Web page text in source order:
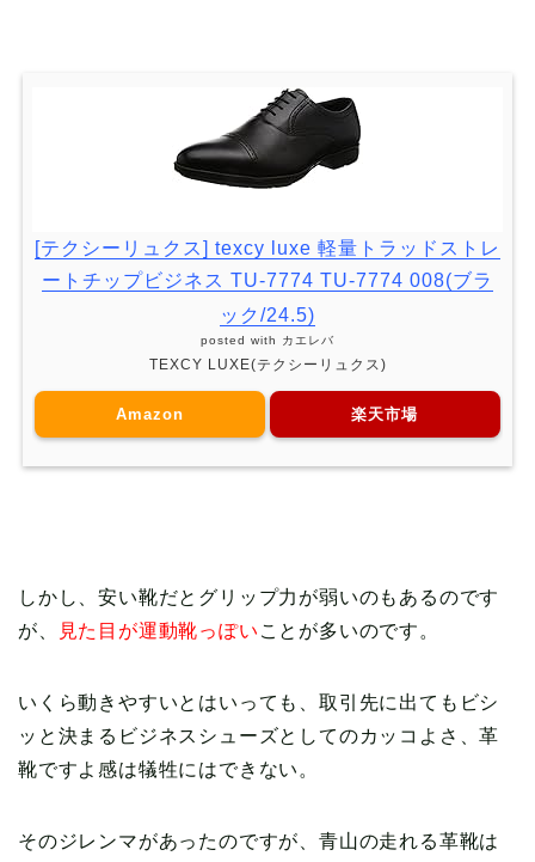
[テクシーリュクス] texcy luxe 軽量トラッドストレ
ートチップビジネス TU-7774 TU-7774 008(ブラ
ック/24.5)
posted with カエレバ
TEXCY LUXE(テクシーリュクス)
Amazon 楽天市場
しかし、安い靴だとグリップ力が弱いのもあるのです
が、
見た目が運動靴っぽい ことが多いのです。
いくら動きやすいとはいっても、取引先に出てもビシ
ッと決まるビジネスシューズとしてのカッコよさ、革
靴ですよ感は犠牲にはできない。
そのジレンマがあったのですが、青山の走れる革靴は